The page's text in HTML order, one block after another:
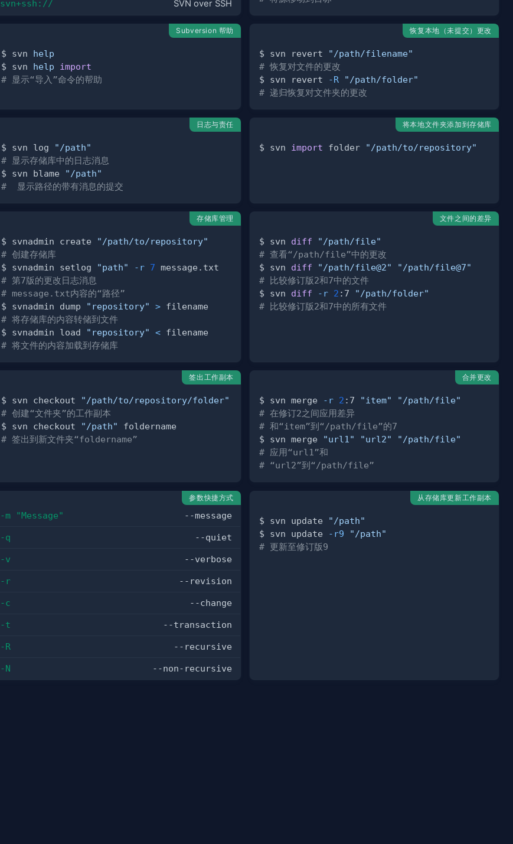
svn+ssh:// SVN over SSH
Subversion 帮助
$ svn help
$ svn help
import
# 显示“导入”命令的帮助
恢复本地（未提交）更改
$ svn revert
"/path/filename"
# 恢复对文件的更改
$ svn revert
-R
"/path/folder"
# 递归恢复对文件夹的更改
日志与责任
$ svn log
"/path"
# 显示存储库中的日志消息
$ svn blame
"/path"
#  显示路径的带有消息的提交
将本地文件夹添加到存储库
$ svn import folder "/path/to/repository"
存储库管理
$ svnadmin create
"/path/to/repository"
# 创建存储库
$ svnadmin setlog
"path" -r 7
# 第7版的更改日志消息
# message.txt内容的“路径”
$ svnadmin dump
"repository" >
# 将存储库的内容转储到文件
$ svnadmin load
"repository" <
# 将文件的内容加载到存储库
文件之间的差异
$ svn diff
"/path/file"
# 查看“/path/file”中的更改
$ svn diff "/path/file@2"
"/path/file@7"
# 比较修订版2和7中的文件
$ svn diff -r 2 :7
"/path/folder"
# 比较修订版2和7中的所有文件
签出工作副本
$ svn checkout
"/path/to/repository/folder"
# 创建“文件夹”的工作副本
$ svn checkout
"/path"
# 签出到新文件夹“foldername”
合并更改
$ svn merge -r 2 :7 "item"
"/path/file"
# 在修订2之间应用差异
# 和“item”到“/path/file”的7
$ svn merge
"url1" "url2"
"/path/file"
# 应用“url1”和
# “url2”到“/path/file”
参数快捷方式
-m "Message" --message
-q --quiet
-v --verbose
-r --revision
-c --change
-t --transaction
-R --recursive
-N --non-recursive
从存储库更新工作副本
$ svn update
"/path"
$ svn update
-r9
"/path"
# 更新至修订版9